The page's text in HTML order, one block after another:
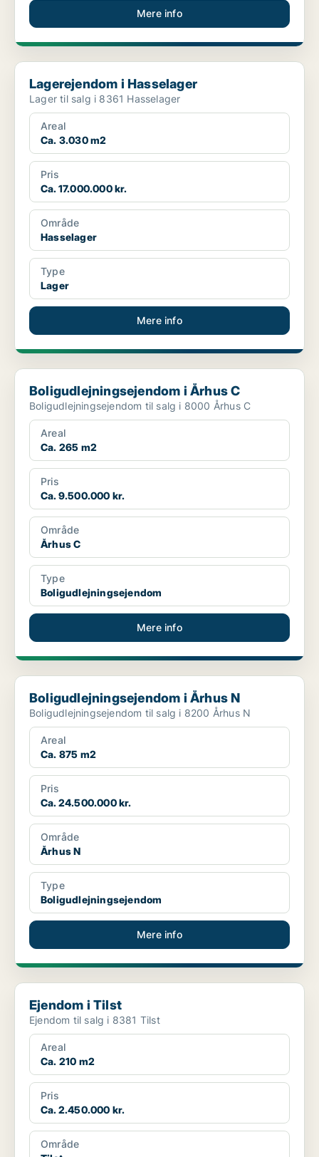
Mere info
Lagerejendom i Hasselager
Lagerejendom i Hasselager
Lager til salg i 8361 Hasselager
Areal
Ca. 3.030 m2
Pris
Ca. 17.000.000 kr.
Område
Hasselager
Type
Lager
Mere info
Boligudlejningsejendom i Århus C
Boligudlejningsejendom i Århus C
Boligudlejningsejendom til salg i 8000 Århus C
Areal
Ca. 265 m2
Pris
Ca. 9.500.000 kr.
Område
Århus C
Type
Boligudlejningsejendom
Mere info
Boligudlejningsejendom i Århus N
Boligudlejningsejendom i Århus N
Boligudlejningsejendom til salg i 8200 Århus N
Areal
Ca. 875 m2
Pris
Ca. 24.500.000 kr.
Område
Århus N
Type
Boligudlejningsejendom
Mere info
Ejendom i Tilst
Ejendom i Tilst
Ejendom til salg i 8381 Tilst
Areal
Ca. 210 m2
Pris
Ca. 2.450.000 kr.
Område